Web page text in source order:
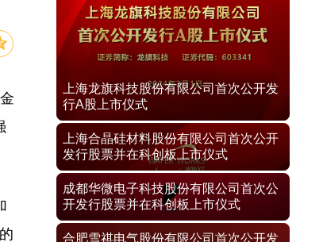
上海龙旗科技股份有限公司首次公开发
行A股上市仪式
上海合晶硅材料股份有限公司首次公开
发行股票并在科创板上市仪式
成都华微电子科技股份有限公司首次公
开发行股票并在科创板上市仪式
合肥雪祺电气股份有限公司首次公开发